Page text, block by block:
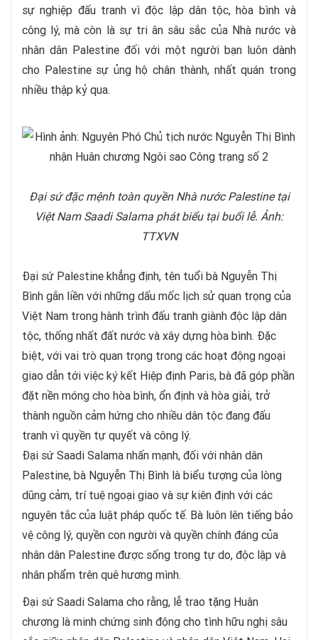
sự nghiệp đấu tranh vì độc lập dân tộc, hòa bình và
công lý, mà còn là sự tri ân sâu sắc của Nhà nước và
nhân dân Palestine đối với một người bạn luôn dành
cho Palestine sự ủng hộ chân thành, nhất quán trong
nhiều thập kỷ qua.
Đại sứ đặc mệnh toàn quyền Nhà nước Palestine tại
Việt Nam Saadi Salama phát biểu tại buổi lễ. Ảnh:
TTXVN
Đại sứ Palestine khẳng định, tên tuổi bà Nguyễn Thị
Bình gắn liền với những dấu mốc lịch sử quan trọng của
Việt Nam trong hành trình đấu tranh giành độc lập dân
tộc, thống nhất đất nước và xây dựng hòa bình. Đặc
biệt, với vai trò quan trọng trong các hoạt động ngoại
giao dẫn tới việc ký kết Hiệp định Paris, bà đã góp phần
đặt nền móng cho hòa bình, ổn định và hòa giải, trở
thành nguồn cảm hứng cho nhiều dân tộc đang đấu
tranh vì quyền tự quyết và công lý.
Đại sứ Saadi Salama nhấn mạnh, đối với nhân dân
Palestine, bà Nguyễn Thị Bình là biểu tượng của lòng
dũng cảm, trí tuệ ngoại giao và sự kiên định với các
nguyên tắc của luật pháp quốc tế. Bà luôn lên tiếng bảo
vệ công lý, quyền con người và quyền chính đáng của
nhân dân Palestine được sống trong tự do, độc lập và
nhân phẩm trên quê hương mình.
Đại sứ Saadi Salama cho rằng, lễ trao tặng Huân
chương là minh chứng sinh động cho tình hữu nghị sâu